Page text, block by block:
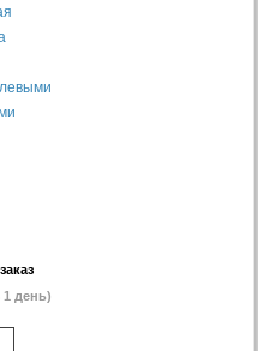
1 день)